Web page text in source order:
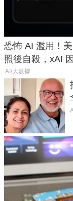
恐怖 AI 濫用！
照後自殺，xAI
AI/大數據